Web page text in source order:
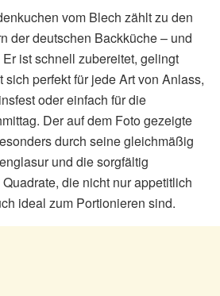
vom Blech zählt zu den
der deutschen Backküche – und
ist schnell zubereitet, gelingt
perfekt für jede Art von Anlass,
oder einfach für die
Der auf dem Foto gezeigte
durch seine gleichmäßig
und die sorgfältig
die nicht nur appetitlich
ideal zum Portionieren sind.